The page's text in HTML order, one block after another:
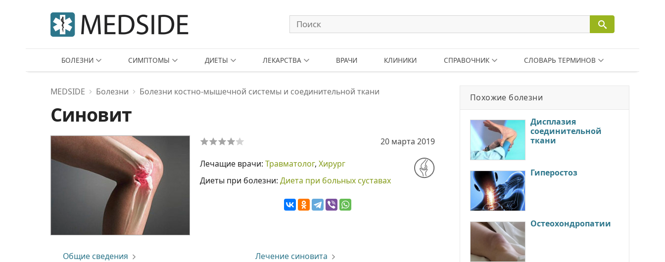
БОЛЕЗНИ СИМПТОМЫ ДИЕТЫ ЛЕКАРСТВА ВРАЧИ КЛИНИКИ СПРАВОЧНИК СЛОВАРЬ ТЕРМИНОВ
MEDSIDE Болезни Болезни костно-мышечной системы и соединительной ткани
Синовит
20 марта 2019
Лечащие врачи: Травматолог, Хирург
Диеты при болезни: Диета при больных суставах
Общие сведения
Лечение синовитa
Похожие болезни
Дисплазия
соединительной
ткани
Гиперостоз
Остеохондропатии